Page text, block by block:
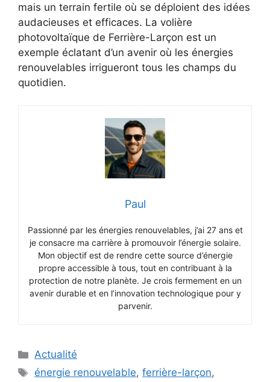
mais un terrain fertile où se déploient des idées
audacieuses et efficaces. La volière
photovoltaïque de Ferrière-Larçon est un
exemple éclatant d’un avenir où les énergies
renouvelables irrigueront tous les champs du
quotidien.
Paul
Passionné par les énergies renouvelables, j’ai 27 ans et
je consacre ma carrière à promouvoir l’énergie solaire.
Mon objectif est de rendre cette source d’énergie
propre accessible à tous, tout en contribuant à la
protection de notre planète. Je crois fermement en un
avenir durable et en l’innovation technologique pour y
parvenir.
Catégories
Actualité
Étiquettes
énergie renouvelable,ferrière-larçon,